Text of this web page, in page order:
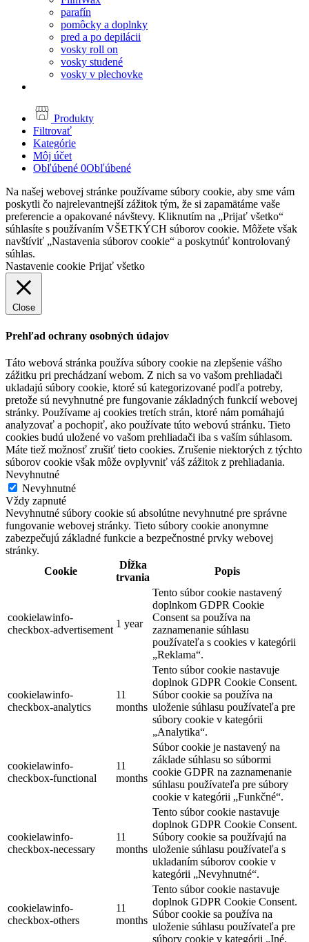
parafín
pomôcky a doplnky
pred a po depilácii
vosky roll on
vosky studené
vosky v plechovke
Produkty
Filtrovať
Kategórie
Môj účet
Obľúbené 0Obľúbené
Na našej webovej stránke používame súbory cookie, aby sme vám
poskytli čo najrelevantnejší zážitok tým, že si zapamätáme vaše
preferencie a opakované návštevy. Kliknutím na „Prijať všetko“
súhlasíte s používaním VŠETKÝCH súborov cookie. Môžete však
navštíviť „Nastavenia súborov cookie“ a poskytnúť kontrolovaný
súhlas.
Nastavenie cookie Prijať všetko
Close
Prehľad ochrany osobných údajov
Táto webová stránka používa súbory cookie na zlepšenie vášho
zážitku pri prechádzaní webom. Z nich sa vo vašom prehliadači
ukladajú súbory cookie, ktoré sú kategorizované podľa potreby,
pretože sú nevyhnutné pre fungovanie základných funkcií webovej
stránky. Používame aj cookies tretích strán, ktoré nám pomáhajú
analyzovať a pochopiť, ako používate túto webovú stránku. Tieto
cookies budú uložené vo vašom prehliadači iba s vaším súhlasom.
Máte tiež možnosť zrušiť tieto cookies. Zrušenie niektorých z týchto
súborov cookie však môže ovplyvniť váš zážitok z prehliadania.
Nevyhnutné
Nevyhnutné
Vždy zapnuté
Nevyhnutné súbory cookie sú absolútne nevyhnutné pre správne
fungovanie webovej stránky. Tieto súbory cookie anonymne
zabezpečujú základné funkcie a bezpečnostné prvky webovej
stránky.
Cookie
Dĺžka
trvania
Popis
cookielawinfo-
checkbox-advertisement
1 year
Tento súbor cookie nastavený
doplnkom GDPR Cookie
Consent sa používa na
zaznamenanie súhlasu
používateľa s cookies v kategórii
„Reklama“.
cookielawinfo-
checkbox-analytics
11
months
Tento súbor cookie nastavuje
doplnok GDPR Cookie Consent.
Súbor cookie sa používa na
uloženie súhlasu používateľa pre
súbory cookie v kategórii
„Analytika“.
cookielawinfo-
checkbox-functional
11
months
Súbor cookie je nastavený na
základe súhlasu so súbormi
cookie GDPR na zaznamenanie
súhlasu používateľa pre súbory
cookie v kategórii „Funkčné“.
cookielawinfo-
checkbox-necessary
11
months
Tento súbor cookie nastavuje
doplnok GDPR Cookie Consent.
Súbory cookie sa používajú na
uloženie súhlasu používateľa s
ukladaním súborov cookie v
kategórii „Nevyhnutné“.
cookielawinfo-
checkbox-others
11
months
Tento súbor cookie nastavuje
doplnok GDPR Cookie Consent.
Súbor cookie sa používa na
uloženie súhlasu používateľa pre
súbory cookie v kategórii „Iné.